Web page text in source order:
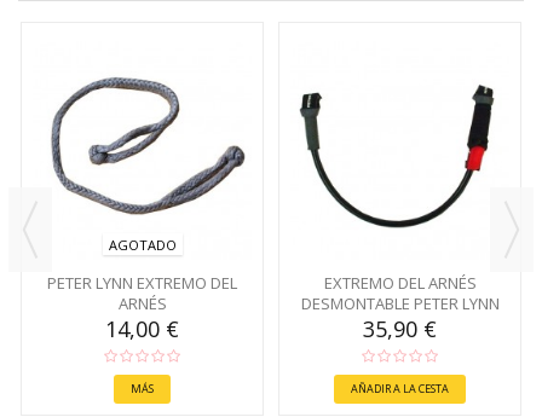
AGOTADO
PETER LYNN EXTREMO DEL
ARNÉS
14,00 €
MÁS
EXTREMO DEL ARNÉS
DESMONTABLE PETER LYNN
35,90 €
AÑADIR A LA CESTA